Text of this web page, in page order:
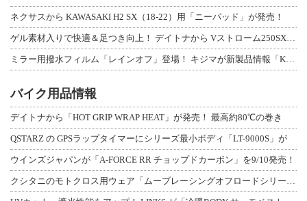
ネクサスから KAWASAKI H2 SX（18-22）用「ニーパッド」が発売！
バイク用品情報
デイトナから「HOT GRIP WRAP HEAT」が発売！ 最高約80℃の巻き
QSTARZ の GPSラップタイマーにシリーズ最小ボディ「LT-9000S」が
ウインズジャパンが「A-FORCE RR チョップドカーボン」を9/10発売！